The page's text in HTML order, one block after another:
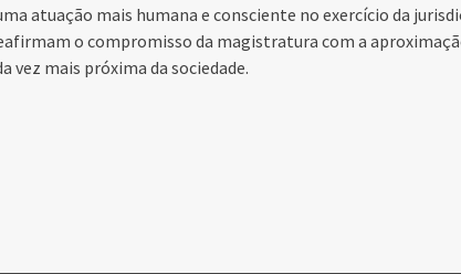
atuação mais humana e consciente no exercício da
o compromisso da magistratura com a
vez mais próxima da sociedade.